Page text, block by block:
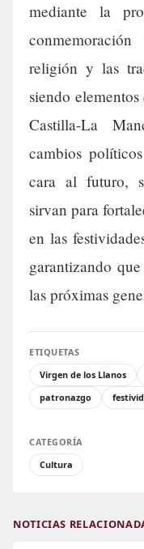
mediante la
religión y las
siendo
Castilla-La
cambios
cara al futuro,
sirvan para
en las
garantizando
las próximas
ETIQUETAS
Virgen de los Llanos
patronazgo
CATEGORÍA
Cultura
NOTICIAS